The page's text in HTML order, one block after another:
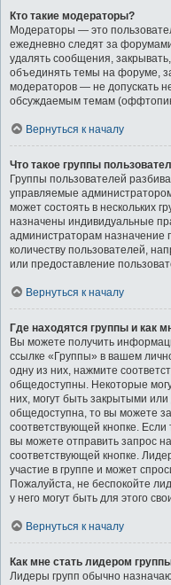
Кто такие модераторы?
Модераторы — это
ежедневно следят за
удалять сообщения,
объединять темы на форуме,
модераторов — не допускать
обсуждаемым темам
Вернуться к началу
Что такое группы
Группы пользователей
управляемые
может состоять в нескольких
назначены индивидуальные
администраторам назначение
количеству пользователей,
или предоставление
Вернуться к началу
Где находятся группы и как
Вы можете получить
ссылке «Группы» в вашем
одну из них, нажмите
общедоступны. Некоторые
них, могут быть закрытыми
общедоступна, то вы можете
соответствующей кнопке. Если
вы можете отправить запрос
соответствующей кнопке.
участие в группе и может
Пожалуйста, не беспокойте
у него могут быть для этого
Вернуться к началу
Как мне стать лидером
Лидеры групп обычно